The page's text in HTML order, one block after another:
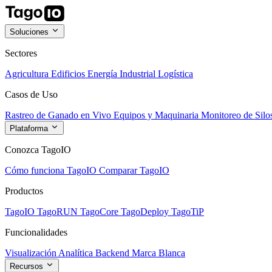
Soluciones
Sectores
Agricultura Edificios Energía Industrial Logística
Casos de Uso
Rastreo de Ganado en Vivo Equipos y Maquinaria Monitoreo de
Plataforma
Conozca TagoIO
Cómo funciona TagoIO Comparar TagoIO
Productos
TagoIO TagoRUN TagoCore TagoDeploy TagoTiP
Funcionalidades
Visualización Analítica Backend Marca Blanca
Recursos